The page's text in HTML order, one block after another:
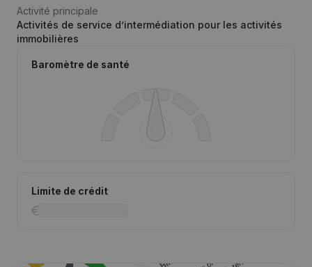
Activité principale
Activités de service d’intermédiation pour les activités
immobilières
Baromètre de santé
Limite de crédit